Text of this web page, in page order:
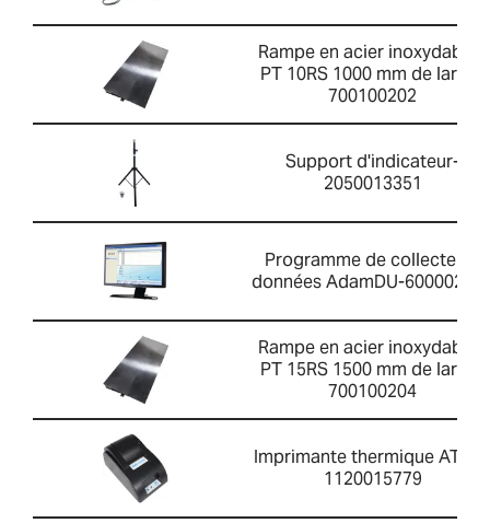
Rampe en acier inoxydable -
PT 10RS 1000 mm de large-
700100202
Support d'indicateur-
2050013351
Programme de collecte de
données AdamDU-
Rampe en acier inoxydable -
PT 15RS 1500 mm de large-
700100204
Imprimante thermique ATP
1120015779